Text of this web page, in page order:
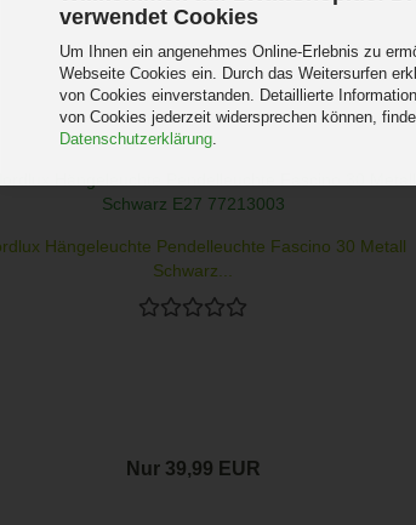
verwendet Cookies
Um Ihnen ein angenehmes Online-Erlebnis zu
Webseite Cookies ein. Durch das Weitersurfen
von Cookies einverstanden. Detaillierte
von Cookies jederzeit widersprechen können,
Datenschutzerklärung.
Hängeleuchte Pendelleuchte Fascino 30 Metall
Schwarz...
Nur 39,99 EUR